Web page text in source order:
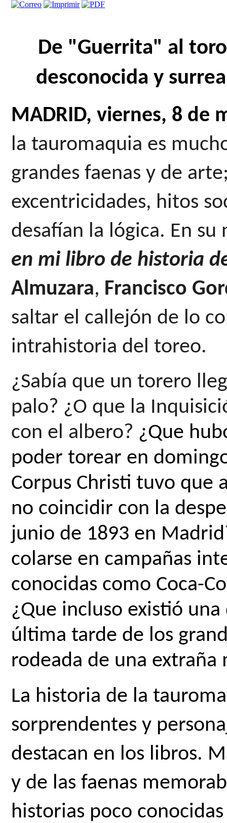
De "Guerrita" al
desconocida y
MADRID, viernes, 8 de
la tauromaquia es
grandes faenas y de
excentricidades, hitos
desafían la lógica. En su
en mi libro de historia
Almuzara, Francisco
saltar el callejón de lo
intrahistoria del toreo.
¿Sabía que un torero
palo? ¿O que la
con el albero? ¿Que
poder torear en
Corpus Christi tuvo que
no coincidir con la
junio de 1893 en
colarse en campañas
conocidas como Coca-
¿Que incluso existió
última tarde de los
rodeada de una
La historia de la
sorprendentes y
destacan en los libros.
y de las faenas
historias poco